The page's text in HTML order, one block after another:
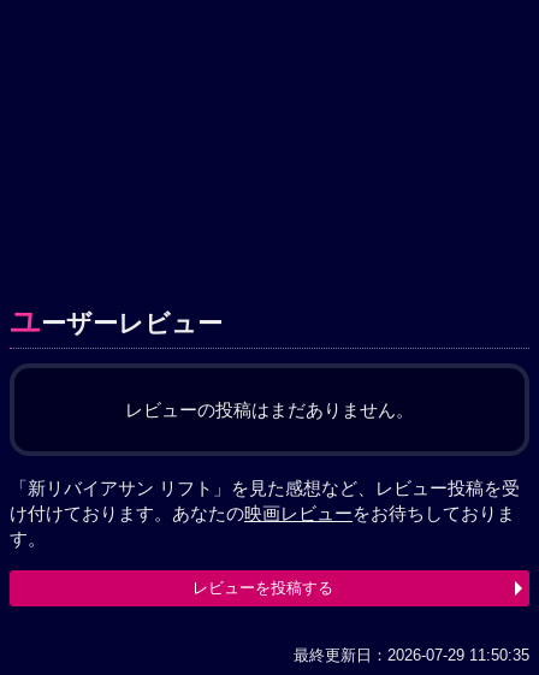
ユーザーレビュー
レビューの投稿はまだありません。
「新リバイアサン リフト」を見た感想など、レビュー投稿を受
け付けております。あなたの映画レビューをお待ちしておりま
す。
レビューを投稿する
最終更新日：2026-07-29 11:50:35